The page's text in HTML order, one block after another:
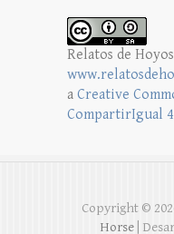
Relatos de Hoyos
a Creative
CompartirIgual
Copyright ©
Horse|